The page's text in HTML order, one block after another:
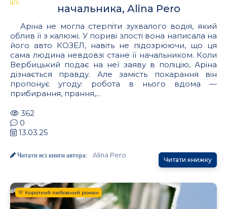
начальника, Alina Pero
Аріна не могла стерпіти зухвалого водія, який
облив її з калюжі. У пориві злості вона написала на
його авто КОЗЕЛ, навіть не підозрюючи, що ця
сама людина невдовзі стане її начальником. Коли
Вербицький подає на неї заяву в поліцію, Аріна
дізнається правду. Але замість покарання він
пропонує угоду: робота в нього вдома —
прибирання, прання,...
362
0
13.03.25
Читати всі книги автора: Alina Pero
Читати книжку
💛 Короткий любовний роман